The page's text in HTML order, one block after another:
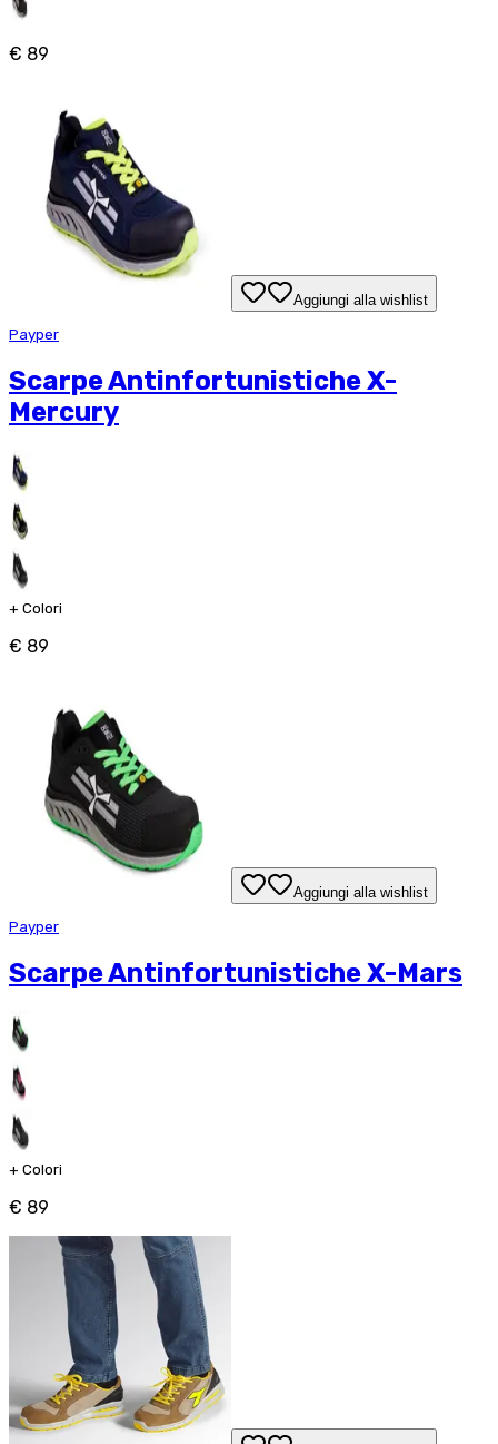
€ 89
Aggiungi alla wishlist
Payper
Scarpe Antinfortunistiche X-
Mercury
+ Colori
€ 89
Aggiungi alla wishlist
Payper
Scarpe Antinfortunistiche X-Mars
+ Colori
€ 89